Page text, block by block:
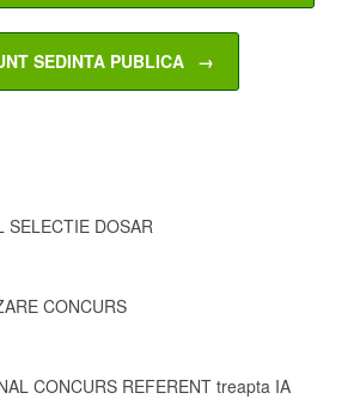
SEDINTA PUBLICA →
SELECTIE DOSAR
CONCURS
CONCURS REFERENT treapta IA